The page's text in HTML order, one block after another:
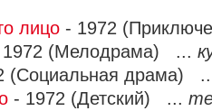
лицо - 1972
1972 (Мелодрама) ...
(Социальная драма)
- 1972 (Детский) ...